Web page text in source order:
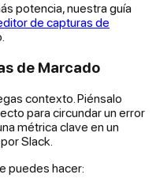
potencia, nuestra guía
de capturas de
de Marcado
contexto. Piénsalo
para circundar un error
métrica clave en un
Slack.
puedes hacer: